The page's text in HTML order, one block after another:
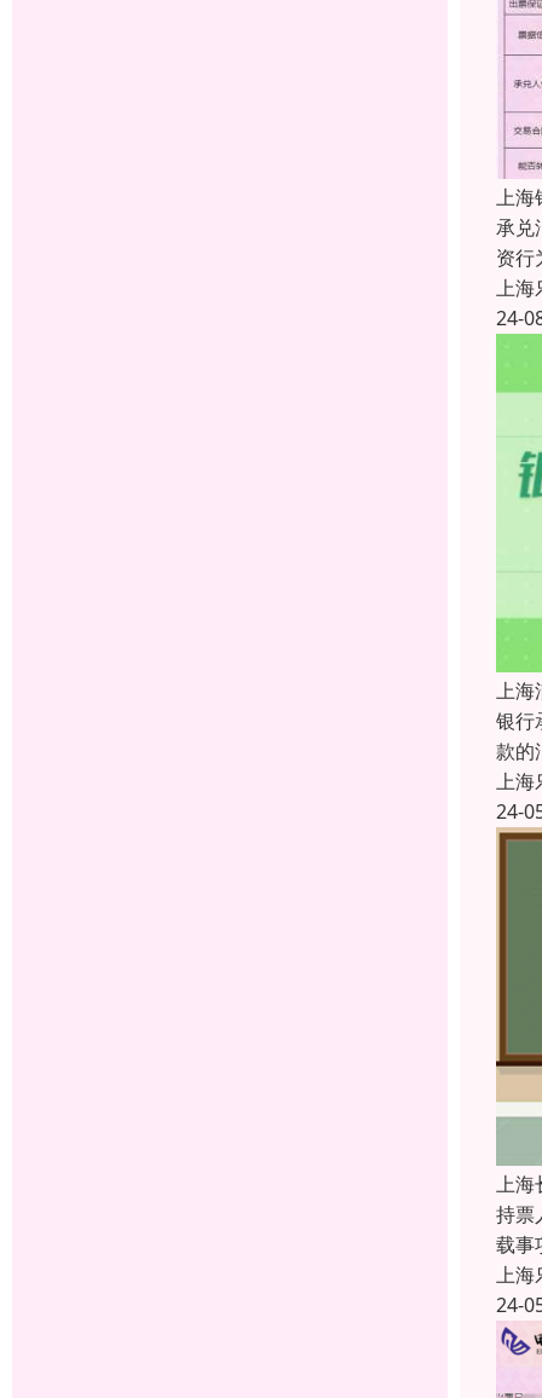
上海
承兑
资行
上海
24-
上海
银行
款的
上海
24-
上海
持票
载事
上海
24-